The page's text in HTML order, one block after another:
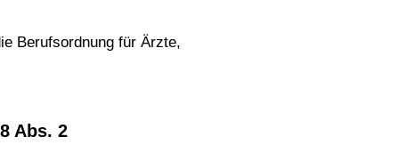
Berufsordnung für Ärzte,
Abs. 2